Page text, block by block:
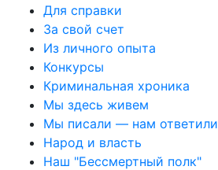
Для справки
За свой счет
Из личного опыта
Конкурсы
Криминальная хроника
Мы здесь живем
Мы писали — нам ответили
Народ и власть
Наш "Бессмертный полк"